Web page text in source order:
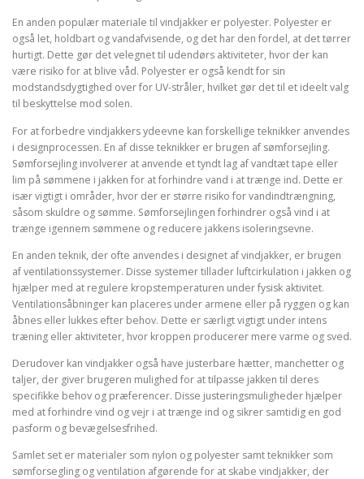
En anden populær materiale til vindjakker er polyester. Polyester er
også let, holdbart og vandafvisende, og det har den fordel, at det tørrer
hurtigt. Dette gør det velegnet til udendørs aktiviteter, hvor der kan
være risiko for at blive våd. Polyester er også kendt for sin
modstandsdygtighed over for UV-stråler, hvilket gør det til et ideelt valg
til beskyttelse mod solen.
For at forbedre vindjakkers ydeevne kan forskellige teknikker anvendes
i designprocessen. En af disse teknikker er brugen af ​​sømforsejling.
Sømforsejling involverer at anvende et tyndt lag af vandtæt tape eller
lim på sømmene i jakken for at forhindre vand i at trænge ind. Dette er
især vigtigt i områder, hvor der er større risiko for vandindtrængning,
såsom skuldre og sømme. Sømforsejlingen forhindrer også vind i at
trænge igennem sømmene og reducere jakkens isoleringsevne.
En anden teknik, der ofte anvendes i designet af vindjakker, er brugen
af ​​ventilationssystemer. Disse systemer tillader luftcirkulation i jakken og
hjælper med at regulere kropstemperaturen under fysisk aktivitet.
Ventilationsåbninger kan placeres under armene eller på ryggen og kan
åbnes eller lukkes efter behov. Dette er særligt vigtigt under intens
træning eller aktiviteter, hvor kroppen producerer mere varme og sved.
Derudover kan vindjakker også have justerbare hætter, manchetter og
taljer, der giver brugeren mulighed for at tilpasse jakken til deres
specifikke behov og præferencer. Disse justeringsmuligheder hjælper
med at forhindre vind og vejr i at trænge ind og sikrer samtidig en god
pasform og bevægelsesfrihed.
Samlet set er materialer som nylon og polyester samt teknikker som
sømforsegling og ventilation afgørende for at skabe vindjakker, der